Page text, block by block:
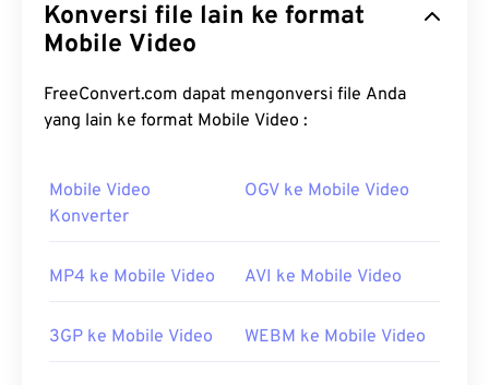
". Format ini mengompresi berkas multimedia
dengancodecdan memfasilitasi pengiriman berkas
internet. Terlepas dari satu perbedaan, F4P
merupakan format yang sama dengan F4V; kecuali
Bagaimana cara membuka berkas
Adobe Flash Player secara default. Di Microsoft
Konversi file lain ke format
Mobile Video
FreeConvert.com dapat mengonversi file Anda
yang lain ke format Mobile Video :
Mobile Video
Konverter
OGV ke Mobile Video
MP4 ke Mobile Video AVI ke Mobile Video
3GP ke Mobile Video WEBM ke Mobile Video